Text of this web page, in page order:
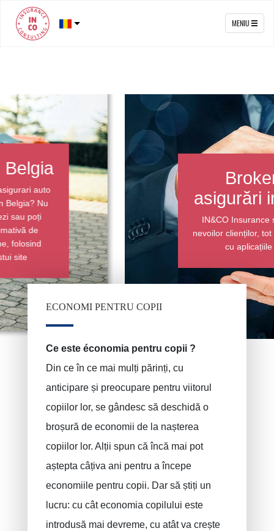
MENIU
Asigurări in Belgia
Ești in căutarea unei asigurari auto
rezonabilă financiar in Belgia? Nu
ezita să ne contactezi sau poți
obține o ofertă estimativă de
asigurare auto online, folosind
simulatorul acestui site
ECONOMI PENTRU COPII
Ce este économia pentru copii ?
Din ce în ce mai mulți părinți, cu
anticipare și preocupare pentru viitorul
copiilor lor, se gândesc să deschidă o
broșură de economii de la nașterea
copiilor lor. Alții spun că încă mai pot
aștepta câțiva ani pentru a începe
economiile pentru copii. Dar să știți un
lucru: cu cât economia copilului este
introdusă mai devreme, cu atât va crește
Asigurare incendiu
Asigurari de familie
Asigurari de viata
Sanatate - Asigurari de Viata
Economi pentru copii
Asigurari Deces
PRUSZYNSKA-SIENKO Iwona Barbara
TILITA Alexandru
BUJOR Alexandru
VAN BOUWEL Cornelia